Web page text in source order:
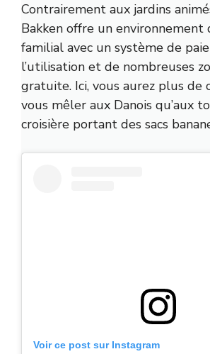
Contrairement aux jardins
Bakken offre un
familial avec un système de
l’utilisation et de nombreuses
gratuite. Ici, vous aurez plus de
vous mêler aux Danois qu’aux
croisière portant des sacs
Voir ce post sur Instagram